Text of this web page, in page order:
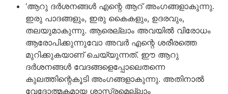
‘ആറു ദര്‍ശനങ്ങള്‍ എന്റെ ആറ് അംഗങ്ങളാകുന്നു.
ഇരു പാദങ്ങളും, ഇരു കൈകളും, ഉദരവും,
തലയുമാകുന്നു. ആരെല്ലാം അവയില്‍ വിരോധം
ആരോപിക്കുന്നുവോ അവര്‍ എന്റെ ശരീരത്തെ
മുറിക്കുകയാണ് ചെയ്യുന്നത്. ഈ ആറു
ദര്‍ശനങ്ങള്‍ വേദങ്ങളെപ്പോലെതന്നെ
കുലത്തിന്റെകൂടി അംഗങ്ങളാകുന്നു. അതിനാല്‍
വേദോത്മകമായ ശാസ്ത്രമെല്ലാം